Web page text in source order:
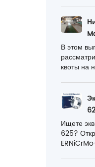
одно
и
В этом
квоты на
и
Ищете
625?